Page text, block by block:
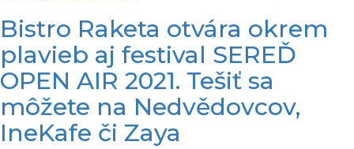
Bistro Raketa otvára okrem
plavieb aj festival SEREĎ
OPEN AIR 2021. Tešiť sa
môžete na Nedvědovcov,
IneKafe či Zaya